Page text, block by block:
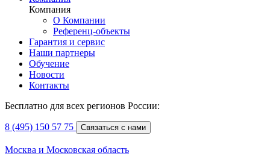
Компания
О Компании
Референц-объекты
Гарантия и сервис
Наши партнеры
Обучение
Новости
Контакты
Бесплатно для всех регионов России:
8 (495) 150 57 75 Связаться с нами
Москва и Московская область